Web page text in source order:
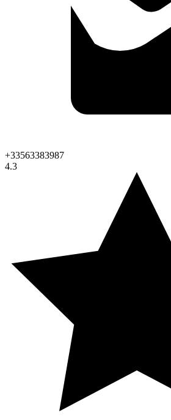
+33563383987
4.3